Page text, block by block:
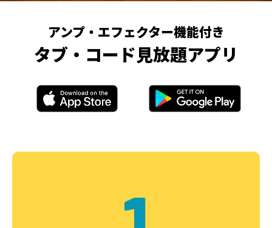
アンプ・エフェクター機能付き
タブ・コード見放題アプリ